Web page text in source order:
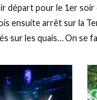
départ pour le 1er
ensuite arrêt sur la
sur les quais… On se